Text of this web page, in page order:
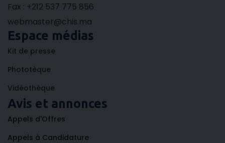
Fax : +212 537 775 856
webmaster@chis.ma
Espace médias
Kit de presse
Phototèque
Vidéothèque
Avis et annonces
Appels d'Offres
Appels à Candidature